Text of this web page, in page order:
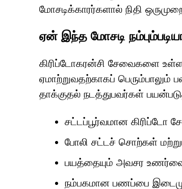
மோசடிக்காரர்களால் நிதி
ஏன் இந்த மோசடி
கிரிப்டோகரன்சி சேவைகளை
ஏமாற்றுவதற்காகப் பெரும்பாலும்
தாக்குதல் நடத்துபவர்கள்
சட்டப்பூர்வமான கிரிப்டோ
போலி சட்டச் சொற்கள்
பயத்தையும் அவசர
நம்பகமான பணப்பை